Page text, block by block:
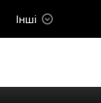
Інші